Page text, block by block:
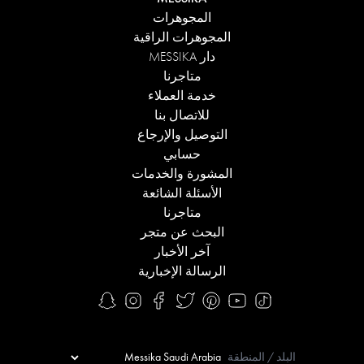
المجوهرات
المجوهرات الراقية
دار MESSIKA
متاجرنا
خدمة العملاء
للاتصال بنا
التوصيل والإرجاع
حسابي
المشورة والخدمات
الأسئلة الشائعة
متاجرنا
البحث عن متجر
آخر الأخبار
الرسالة الإخبارية
البلد / المنطقة